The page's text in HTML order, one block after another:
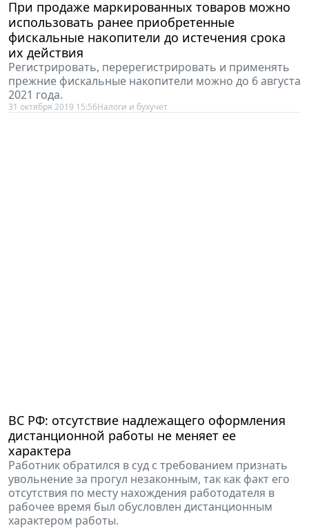
использовать ранее приобретенные
фискальные накопители до истечения срока
их действия
Регистрировать, перерегистрировать и применять
прежние фискальные накопители можно до 6 августа
2021 года.
31 октября 2019 15:56
дистанционной работы не меняет ее
характера
Работник обратился в суд с требованием признать
увольнение за прогул незаконным, так как факт его
отсутствия по месту нахождения работодателя в
рабочее время был обусловлен дистанционным
характером работы.
31 октября 2019 15:35Судебная практика